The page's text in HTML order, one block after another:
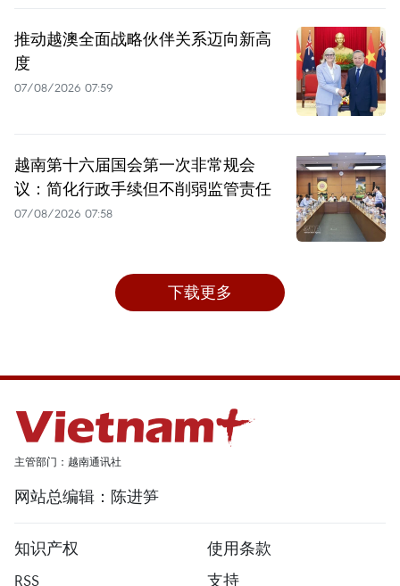
推动越澳全面战略伙伴关系迈向新高
度
07/08/2026 07:59
越南第十六届国会第一次非常规会
议：简化行政手续但不削弱监管责任
07/08/2026 07:58
下载更多
主管部门：越南通讯社
网站总编辑：陈进笋
知识产权
使用条款
RSS
支持